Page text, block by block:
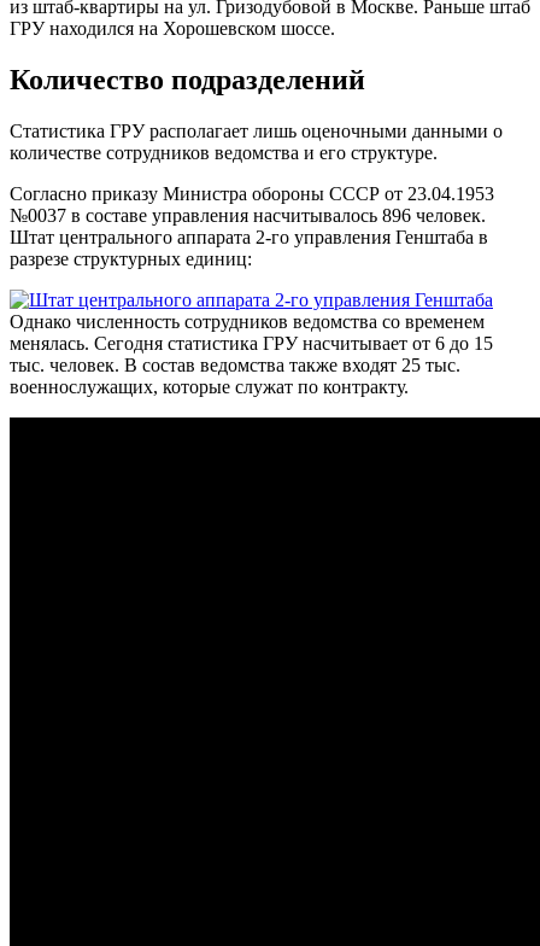
из штаб-квартиры на ул. Гризодубовой в Москве. Раньше штаб
ГРУ находился на Хорошевском шоссе.
Количество подразделений
Статистика ГРУрасполагает лишь оценочными данными о
количестве сотрудников ведомства и его структуре.
Согласно приказу Министра обороны СССР от 23.04.1953
№0037 в составе управления насчитывалось 896 человек.
Штат центрального аппарата 2-го управления Генштаба в
разрезе структурных единиц:
Однако численность сотрудников ведомства со временем
менялась. Сегодня статистика ГРУ насчитывает от 6 до 15
тыс. человек. В состав ведомства также входят 25 тыс.
военнослужащих, которые служат по контракту.